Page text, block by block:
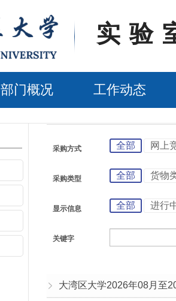
实验
部门概况 工作动态
采购方式 全部 网上
采购类型 全部 货物
显示信息 全部 进行
关键字
大湾区大学2026年08月至